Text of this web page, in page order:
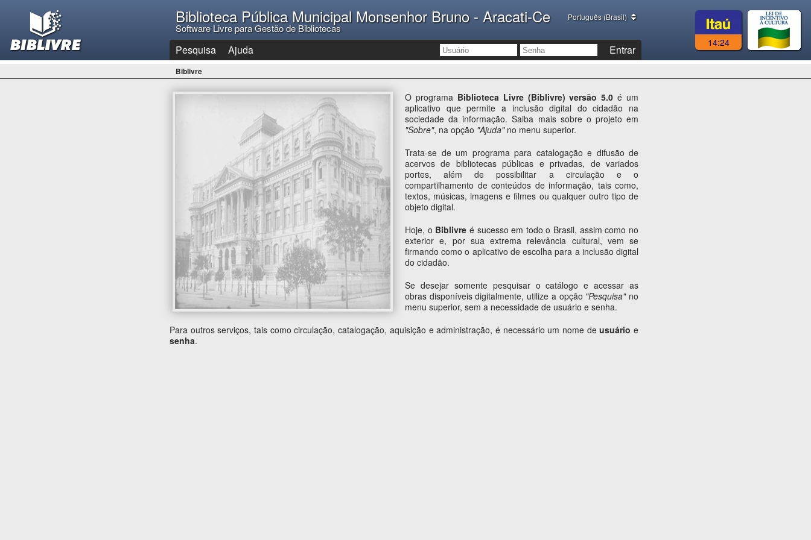
14:24
Biblioteca Pública Municipal Monsenhor Bruno - Aracati-Ce
Software Livre para Gestão de Bibliotecas
Português (Brasil)
Pesquisa Ajuda Entrar
Biblivre
O programa Biblioteca Livre (Biblivre) versão 5.0 é um
aplicativo que permite a inclusão digital do cidadão na
sociedade da informação. Saiba mais sobre o projeto em
"Sobre", na opção "Ajuda"no menu superior.
Trata-se de um programa para catalogação e difusão de
acervos de bibliotecas públicas e privadas, de variados
portes, além de possibilitar a circulação e o
compartilhamento de conteúdos de informação, tais como,
textos, músicas, imagens e filmes ou qualquer outro tipo de
objeto digital.
Hoje, o Biblivre é sucesso em todo o Brasil, assim como no
exterior e, por sua extrema relevância cultural, vem se
firmando como o aplicativo de escolha para a inclusão digital
do cidadão.
Se desejar somente pesquisar o catálogo e acessar as
obras disponíveis digitalmente, utilize a opção "Pesquisa"no
menu superior, sem a necessidade de usuário e senha.
Para outros serviços, tais como circulação, catalogação, aquisição e administração, é necessário um nome deusuário e
senha.